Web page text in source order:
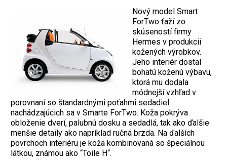
Nový model Smart
ForTwo ťaží zo
skúseností firmy
Hermes v produkcii
kožených výrobkov.
Jeho interiér dostal
bohatú koženú výbavu,
ktorá mu dodala
módnejší vzhľad v
porovnaní so štandardnými poťahmi sedadiel
nachádzajúcich sa v Smarte ForTwo. Koža pokrýva
obloženie dverí, palubnú dosku a sedadlá, tak ako ďalšie
menšie detaily ako napríklad ručná brzda. Na ďalších
povrchoch interiéru je koža kombinovaná so špeciálnou
látkou, známou ako “Toile H“.